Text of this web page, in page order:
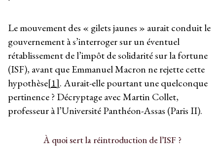
Le mouvement des « gilets jaunes » aurait conduit le
gouvernement à s’interroger sur un éventuel
rétablissement de l’impôt de solidarité sur la fortune
(ISF), avant que Emmanuel Macron ne rejette cette
hypothèse[1]. Aurait-elle pourtant une quelconque
pertinence ? Décryptage avec Martin Collet,
professeur à l’Université Panthéon-Assas (Paris II).
À quoi sert la réintroduction de l’ISF ?